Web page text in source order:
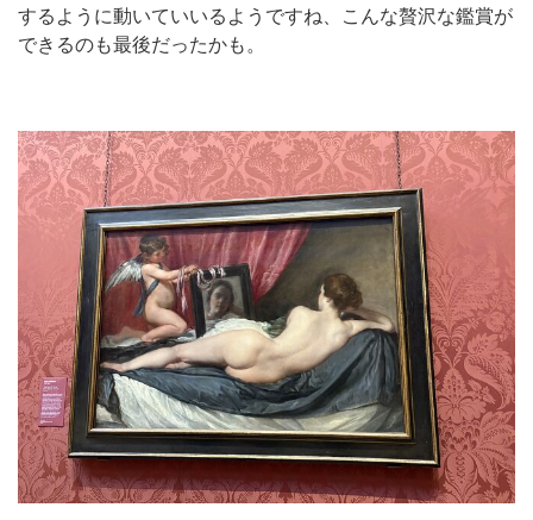
するように動いていいるようですね、こんな贅沢な鑑賞が
できるのも最後だったかも。